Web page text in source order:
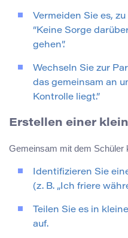
Vermeiden Sie es,
“Keine Sorge
gehen”.
Wechseln Sie zur
das gemeinsam an
Kontrolle liegt.”
Erstellen einer
Gemeinsam mit dem Schüler
Identifizieren Sie
(z. B. „Ich friere
Teilen Sie es in
auf.